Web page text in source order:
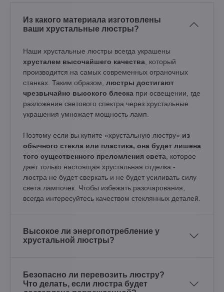
Из какого материала изготовлены
ваши хрустальные люстры?
Наши хрустальные люстры всегда украшены
хрусталем высочайшего качества , который
производится на самых современных ограночных
станках. Таким образом, люстры достигают
чрезвычайно высокого блеска при освещении, где
разложение светового спектра через хрустальные
украшения умножает мощность ламп.
Поэтому если вы купите «хрустальную люстру» из
обычного стекла или пластика, она будет лишена
того существенного преломления света , которое
дает только настоящая хрустальная отделка -
люстра не будет сверкать и не будет усиливать силу
света лампочек. Чтобы избежать разочарования,
всегда интересуйтесь качеством стеклянных деталей.
Высокое ли энергопотребление у
хрустальной люстры?
Безопасно ли перевозить люстру?
Что делать, если люстра будет